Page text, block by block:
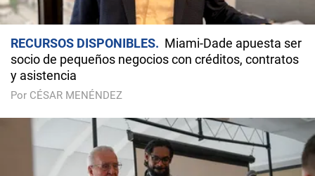
RECURSOS DISPONIBLES
Miami-Dade apuesta ser
socio de pequeños negocios con créditos, contratos
y asistencia
Por CÉSAR MENÉNDEZ